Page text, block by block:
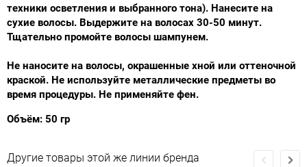
техники осветления и выбранного тона). Нанесите на
сухие волосы. Выдержите на волосах 30-50 минут.
Тщательно промойте волосы шампунем.
Не наносите на волосы, окрашенные хной или оттеночной
краской. Не используйте металлические предметы во
время процедуры. Не применяйте фен.
Объём: 50 гр
Другие товары этой же линии бренда